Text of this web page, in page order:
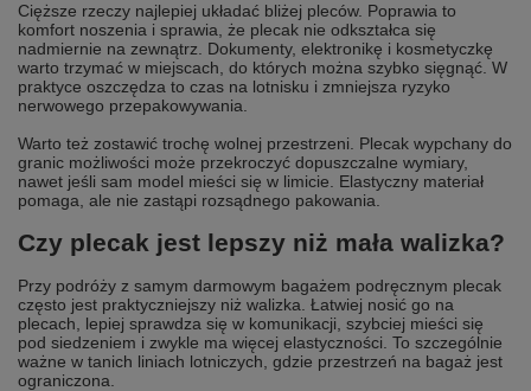
Cięższe rzeczy najlepiej układać bliżej pleców. Poprawia to
komfort noszenia i sprawia, że plecak nie odkształca się
nadmiernie na zewnątrz. Dokumenty, elektronikę i kosmetyczkę
warto trzymać w miejscach, do których można szybko sięgnąć. W
praktyce oszczędza to czas na lotnisku i zmniejsza ryzyko
nerwowego przepakowywania.
Warto też zostawić trochę wolnej przestrzeni. Plecak wypchany do
granic możliwości może przekroczyć dopuszczalne wymiary,
nawet jeśli sam model mieści się w limicie. Elastyczny materiał
pomaga, ale nie zastąpi rozsądnego pakowania.
Czy plecak jest lepszy niż mała walizka?
Przy podróży z samym darmowym bagażem podręcznym plecak
często jest praktyczniejszy niż walizka. Łatwiej nosić go na
plecach, lepiej sprawdza się w komunikacji, szybciej mieści się
pod siedzeniem i zwykle ma więcej elastyczności. To szczególnie
ważne w tanich liniach lotniczych, gdzie przestrzeń na bagaż jest
ograniczona.